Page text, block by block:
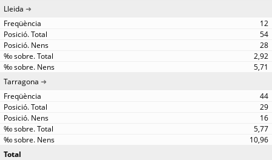
Lleida
12
54
28
2,92
5,71
Tarragona
44
29
16
5,77
10,96
Total